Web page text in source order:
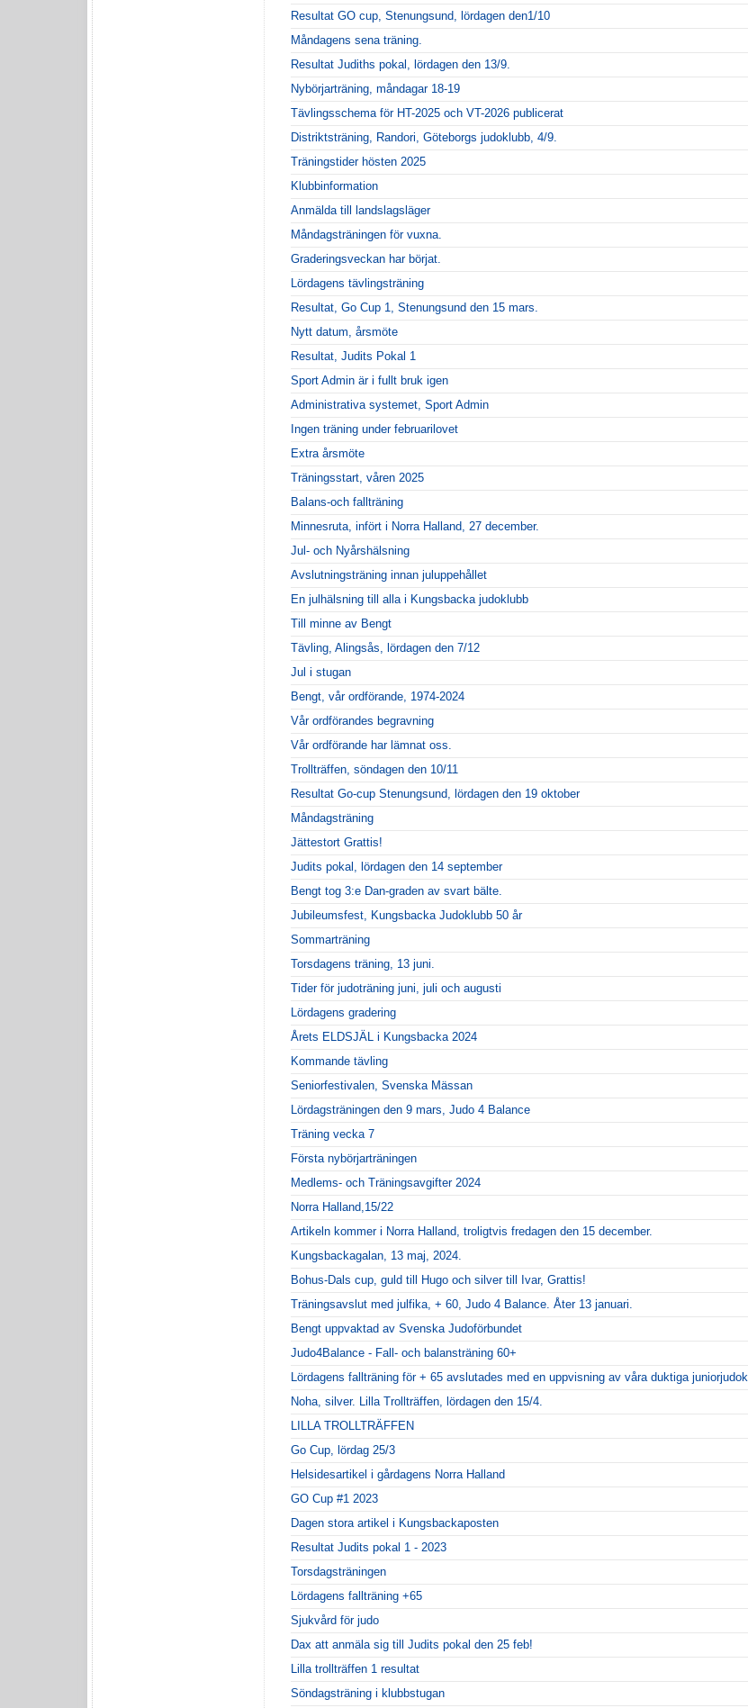
Resultat GO cup, Stenungsund, lördagen den1/10
Måndagens sena träning.
Resultat Judiths pokal, lördagen den 13/9.
Nybörjarträning, måndagar 18-19
Tävlingsschema för HT-2025 och VT-2026 publicerat
Distriktsträning, Randori, Göteborgs judoklubb, 4/9.
Träningstider hösten 2025
Klubbinformation
Anmälda till landslagsläger
Måndagsträningen för vuxna.
Graderingsveckan har börjat.
Lördagens tävlingsträning
Resultat, Go Cup 1, Stenungsund den 15 mars.
Nytt datum, årsmöte
Resultat, Judits Pokal 1
Sport Admin är i fullt bruk igen
Administrativa systemet, Sport Admin
Ingen träning under februarilovet
Extra årsmöte
Träningsstart, våren 2025
Balans-och fallträning
Minnesruta, infört i Norra Halland, 27 december.
Jul- och Nyårshälsning
Avslutningsträning innan juluppehållet
En julhälsning till alla i Kungsbacka judoklubb
Till minne av Bengt
Tävling, Alingsås, lördagen den 7/12
Jul i stugan
Bengt, vår ordförande, 1974-2024
Vår ordförandes begravning
Vår ordförande har lämnat oss.
Trollträffen, söndagen den 10/11
Resultat Go-cup Stenungsund, lördagen den 19 oktober
Måndagsträning
Jättestort Grattis!
Judits pokal, lördagen den 14 september
Bengt tog 3:e Dan-graden av svart bälte.
Jubileumsfest, Kungsbacka Judoklubb 50 år
Sommarträning
Torsdagens träning, 13 juni.
Tider för judoträning juni, juli och augusti
Lördagens gradering
Årets ELDSJÄL i Kungsbacka 2024
Kommande tävling
Seniorfestivalen, Svenska Mässan
Lördagsträningen den 9 mars, Judo 4 Balance
Träning vecka 7
Första nybörjarträningen
Medlems- och Träningsavgifter 2024
Norra Halland,15/22
Artikeln kommer i Norra Halland, troligtvis fredagen den 15 december.
Kungsbackagalan, 13 maj, 2024.
Bohus-Dals cup, guld till Hugo och silver till Ivar, Grattis!
Träningsavslut med julfika, + 60, Judo 4 Balance. Åter 13 januari.
Bengt uppvaktad av Svenska Judoförbundet
Judo4Balance - Fall- och balansträning 60+
Lördagens fallträning för + 65 avslutades med en uppvisning av våra duktiga
Noha, silver. Lilla Trollträffen, lördagen den 15/4.
LILLA TROLLTRÄFFEN
Go Cup, lördag 25/3
Helsidesartikel i gårdagens Norra Halland
GO Cup #1 2023
Dagen stora artikel i Kungsbackaposten
Resultat Judits pokal 1 - 2023
Torsdagsträningen
Lördagens fallträning +65
Sjukvård för judo
Dax att anmäla sig till Judits pokal den 25 feb!
Lilla trollträffen 1 resultat
Söndagsträning i klubbstugan